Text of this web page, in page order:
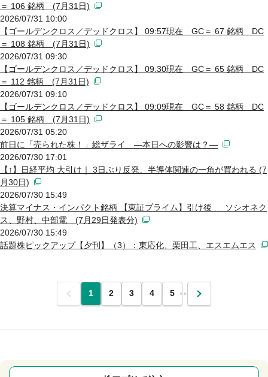
＝ 106 銘柄 (7月31日)
2026/07/31 10:00
【ゴールデンクロス／デッドクロス】 09:57現在 GC＝ 67 銘柄 DC
＝ 108 銘柄 (7月31日)
2026/07/31 09:30
【ゴールデンクロス／デッドクロス】 09:30現在 GC＝ 65 銘柄 DC
＝ 112 銘柄 (7月31日)
2026/07/31 09:10
【ゴールデンクロス／デッドクロス】 09:09現在 GC＝ 58 銘柄 DC
＝ 105 銘柄 (7月31日)
2026/07/31 05:20
前日に「売られた株！」総ザライ ―本日への影響は？―
2026/07/30 17:01
【↑】日経平均 大引け｜ 3日ぶり反発、半導体関連の一角が買われる (7
月30日)
2026/07/30 15:49
決算マイナス・インパクト銘柄 【東証プライム】引け後 … ソシオネク
ス、野村、中部電 (7月29日発表分)
2026/07/30 15:49
話題株ピックアップ【夕刊】（3）：東応化、栗田工、エスエムエス
前 1 2 3 4 5 … 次